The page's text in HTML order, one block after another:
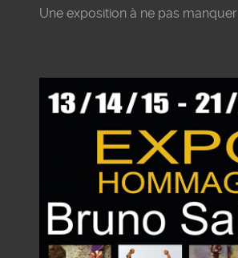
Une exposition à ne pas manquer